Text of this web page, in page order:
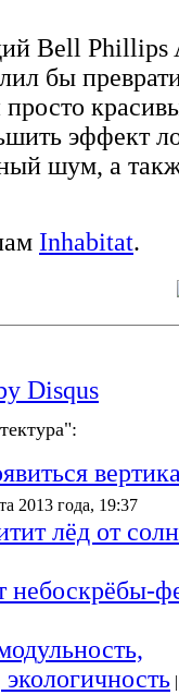
Bell Phillips
бы
эффект
шум, а
Inhabitat.
Disqus
2013 года, 19:37
лёд от
небоскрёбы-